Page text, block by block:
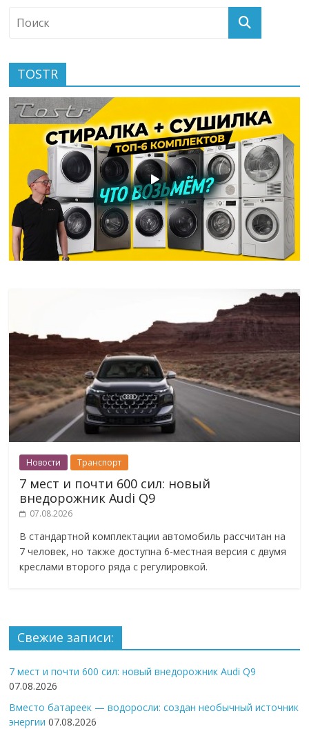
TOSTR
Новости Транспорт
7 мест и почти 600 сил: новый
внедорожник Audi Q9
07.08.2026
В стандартной комплектации автомобиль рассчитан на
7 человек, но также доступна 6-местная версия с двумя
креслами второго ряда с регулировкой.
Свежие записи:
7 мест и почти 600 сил: новый внедорожник Audi Q9
07.08.2026
Вместо батареек — водоросли: создан необычный источник
энергии 07.08.2026